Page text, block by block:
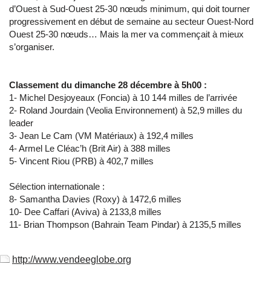
d’Ouest à Sud-Ouest 25-30 nœuds minimum, qui doit tourner
progressivement en début de semaine au secteur Ouest-Nord
Ouest 25-30 nœuds… Mais la mer va commençait à mieux
s’organiser.
Classement du dimanche 28 décembre à 5h00 :
1- Michel Desjoyeaux (Foncia) à 10 144 milles de l’arrivée
2- Roland Jourdain (Veolia Environnement) à 52,9 milles du
leader
3- Jean Le Cam (VM Matériaux) à 192,4 milles
4- Armel Le Cléac’h (Brit Air) à 388 milles
5- Vincent Riou (PRB) à 402,7 milles
Sélection internationale :
8- Samantha Davies (Roxy) à 1472,6 milles
10- Dee Caffari (Aviva) à 2133,8 milles
11- Brian Thompson (Bahrain Team Pindar) à 2135,5 milles
http://www.vendeeglobe.org